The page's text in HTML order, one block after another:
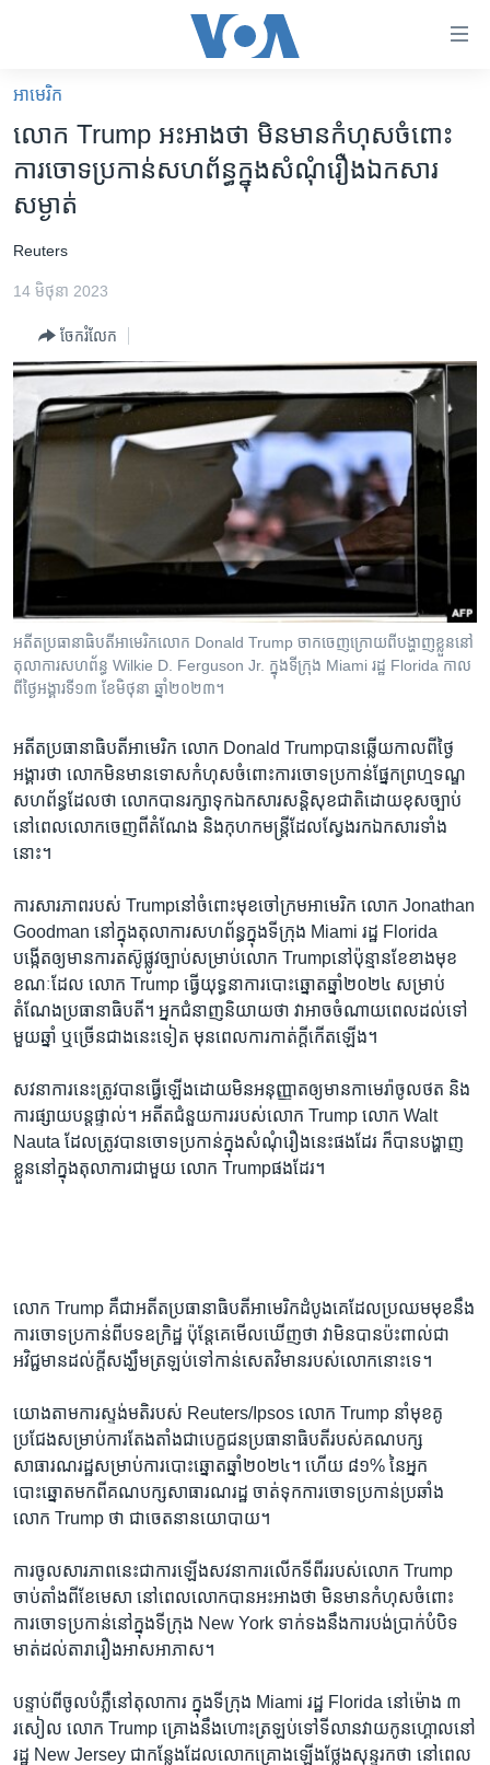
គេហទំព័រ​
ទាក់ទង
និង​
ចូល​
ទំព័រ​
ព័ត៌មាន​​
រំលង​
ចូល​
ទៅ​
ទំព័រ​
រចនា
សម្ព័ន្ធ​
រំលង​
ចូល​
ទៅ​
កាន់​
ទំព័រ​
ស្វែង​
ព្រឹត្តិការណ៍ព័ត៌មាន
ទូរទស្សន៍ / វីដេអូ​
វិទ្យុ / ផតខាសថ៍
កម្មវិធីទាំងអស់
Khmer English
បណ្តាញ​សង្គម
ភាសា
អាមេរិក​
លោក Trump​ អះអាង​ថា មិន​មាន​កំហុស​ចំពោះ​
ការ​ចោទប្រកាន់​សហព័ន្ធ​ក្នុង​សំណុំរឿង​ឯកសារ​
សម្ងាត់
​Reuters
14 មិថុនា 2023
ចែករំលែក
អតីត​ប្រធានាធិបតី​អាមេរិក​លោក Donald Trump ចាកចេញ​​ក្រោយ​ពី​បង្ហាញ​ខ្លួន​នៅ​
តុលាការ​សហព័ន្ធ Wilkie D. Ferguson Jr. ក្នុង​ទីក្រុង Miami រដ្ឋ Florida កាល​
ពី​ថ្ងៃ​អង្គារ​ទី​១៣ ខែ​មិថុនា ឆ្នាំ​២០២៣។
អតីត​ប្រធានាធិបតី​អាមេរិក លោក Donald Trumpបាន​ឆ្លើយ​កាល​ពី​ថ្ងៃ​
អង្គារ​ថា ​លោក​មិន​មាន​ទោស​កំហុស​ចំពោះ​ការ​ចោទ​ប្រកាន់​ផ្នែក​ព្រហ្មទណ្ឌ​
សហព័ន្ធ​ដែល​ថា ​លោក​បាន​រក្សា​ទុក​ឯកសារ​សន្តិសុខជាតិ​ដោយ​ខុសច្បាប់
នៅ​ពេល​លោក​ចេញ​ពី​តំណែង និង​កុហក​មន្ត្រី​ដែល​ស្វែងរក​ឯកសារ​ទាំង
នោះ។
ការ​សារភាព​របស់ Trumpនៅ​ចំពោះ​មុខ​ចៅក្រម​អាមេរិក លោក Jonathan
Goodman នៅ​ក្នុង​តុលាការ​សហព័ន្ធ​ក្នុង​ទីក្រុង Miami រដ្ឋ Florida
បង្កើត​ឲ្យ​មាន​ការ​តស៊ូ​ផ្លូវច្បាប់​សម្រាប់​លោក Trumpនៅ​ប៉ុន្មាន​ខែ​ខាង​មុខ
ខណៈ​ដែល​ លោក Trump ធ្វើ​យុទ្ធនាការ​បោះឆ្នោតឆ្នាំ២០២៤ សម្រាប់​
តំណែង​ប្រធានាធិបតី។ អ្នក​ជំនាញ​និយាយ​ថា វា​អាច​ចំណាយ​ពេល​ដល់​ទៅ​
មួយ​ឆ្នាំ​ ឬ​ច្រើន​ជាង​នេះ​ទៀត​ មុន​ពេល​ការ​កាត់ក្តី​កើត​ឡើង។
សវនាការ​នេះ​ត្រូវ​បាន​ធ្វើ​ឡើង​ដោយ​មិន​អនុញ្ញាត​ឲ្យ​មាន​កាមេរ៉ា​ចូល​ថត​ និង​
ការ​ផ្សាយ​បន្តផ្ទាល់។ អតីត​ជំនួយការ​របស់​លោក Trump លោក Walt
Nauta ដែល​ត្រូវ​បាន​ចោទ​ប្រកាន់​ក្នុង​សំណុំ​រឿង​នេះ​ផងដែរ ក៏​បាន​បង្ហាញ
ខ្លួន​នៅ​ក្នុង​តុលាការ​ជាមួយ​ លោក Trumpផងដែរ។
លោក Trump គឺ​ជា​អតីត​ប្រធានាធិបតីអាមេរិក​ដំបូង​គេ​ដែល​ប្រឈម​មុខ​នឹង​
ការ​ចោទ​ប្រកាន់​ពី​បទឧក្រិដ្ឋ ប៉ុន្តែ​គេ​មើល​ឃើញ​ថា វា​មិន​បាន​ប៉ះពាល់​ជា​
អវិជ្ជមាន​ដល់ក្តី​សង្ឃឹមត្រឡប់​ទៅ​កាន់​សេតវិមាន​របស់​លោក​នោះ​ទេ។
យោង​តាម​ការ​ស្ទង់មតិ​របស់ Reuters/Ipsos លោក Trump នាំមុខ​គូ
ប្រជែង​សម្រាប់​ការ​តែងតាំង​ជា​បេក្ខជន​ប្រធានាធិបតី​របស់គណបក្ស​
សាធារណរដ្ឋ​សម្រាប់​ការ​បោះឆ្នោត​ឆ្នាំ​២០២៤។ ហើយ ៨១% នៃ​អ្នក​
បោះឆ្នោត​មក​ពី​គណបក្ស​សាធារណរដ្ឋ ចាត់​ទុក​ការ​ចោទ​ប្រកាន់​ប្រឆាំង​
លោក Trump ថា ​ជា​ចេតនា​នយោបាយ។
ការ​ចូល​សារភាព​នេះ​ជា​ការ​ឡើង​សវនាការ​លើក​ទីពីរ​របស់​លោក Trump
ចាប់​តាំង​ពី​ខែ​មេសា នៅ​ពេល​លោក​បាន​អះអាង​ថា មិន​មាន​កំហុស​ចំពោះ​
ការចោទ​ប្រកាន់​នៅ​ក្នុង​ទីក្រុង New York ទាក់ទង​នឹង​ការ​បង់​ប្រាក់​បំបិទ​
មាត់ដល់​តារា​រឿង​អាសអាភាស។
បន្ទាប់​ពី​ចូល​បំភ្លឺ​នៅ​តុលាការ ក្នុង​ទីក្រុង Miami រដ្ឋ Florida ​នៅ​ម៉ោង ៣
រសៀល លោក Trump គ្រោង​នឹង​ហោះ​ត្រឡប់​ទៅ​ទីលាន​វាយ​កូន​ហ្គោល​នៅ​
រដ្ឋ New Jersey ជា​កន្លែង​ដែល​លោក​គ្រោង​ឡើង​ថ្លែង​សុន្ទរកថា នៅ​ពេល​